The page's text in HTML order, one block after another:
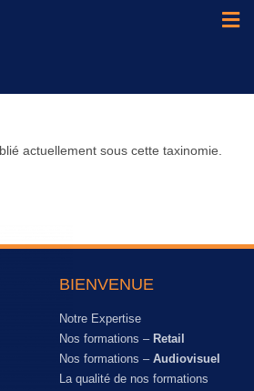
actuellement sous cette taxinomie.
BIENVENUE
Notre Expertise
Nos formations – Retail
Nos formations – Audiovisuel
La qualité de nos formations